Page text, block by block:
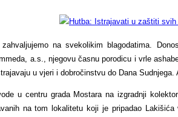
na svekolikim blagodatima.
a.s., njegovu časnu porodicu i vrle
u vjeri i dobročinstvu do Dana Sudnjega.
u centru grada Mostara na izgradnji
na tom lokalitetu koji je pripadao